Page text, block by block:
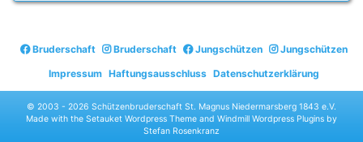
Bruderschaft Bruderschaft Jungschützen
Jungschützen
Impressum Haftungsausschluss Datenschutzerklärung
© 2003 - 2026 Schützenbruderschaft St. Magnus Niedermarsberg 1843 e.V.
Made with the Setauket Wordpress Theme and Windmill Wordpress Plugins by
Stefan Rosenkranz